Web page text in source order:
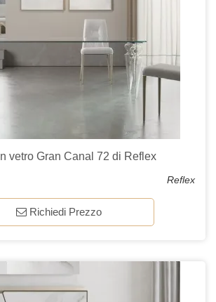
vetro Gran Canal 72 di Reflex
Reflex
Richiedi Prezzo